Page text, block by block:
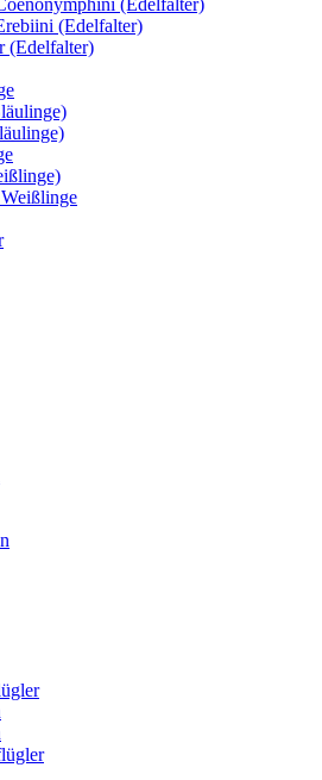
(Edelfalter)
(Edelfalter)
(Edelfalter)